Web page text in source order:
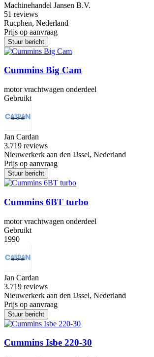
Machinehandel Jansen B.V.
51 reviews
Rucphen, Nederland
Prijs op aanvraag
Stuur bericht
Cummins Big Cam
motor vrachtwagen onderdeel
Gebruikt
Jan Cardan
3.719 reviews
Nieuwerkerk aan den IJssel, Nederland
Prijs op aanvraag
Stuur bericht
Cummins 6BT turbo
motor vrachtwagen onderdeel
Gebruikt
1990
Jan Cardan
3.719 reviews
Nieuwerkerk aan den IJssel, Nederland
Prijs op aanvraag
Stuur bericht
Cummins Isbe 220-30